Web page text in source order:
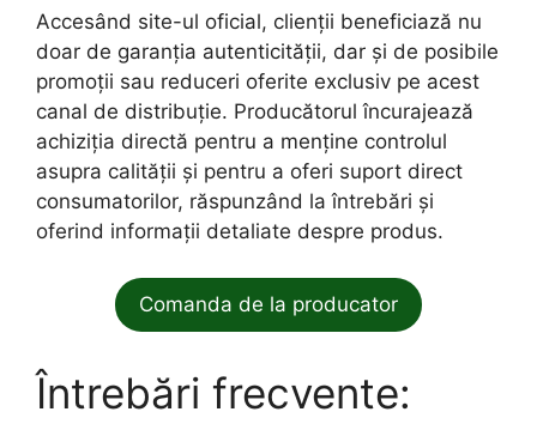
Accesând site-ul oficial, clienții beneficiază nu
doar de garanția autenticității, dar și de posibile
promoții sau reduceri oferite exclusiv pe acest
canal de distribuție. Producătorul încurajează
achiziția directă pentru a menține controlul
asupra calității și pentru a oferi suport direct
consumatorilor, răspunzând la întrebări și
oferind informații detaliate despre produs.
Comanda de la producator
Întrebări frecvente: